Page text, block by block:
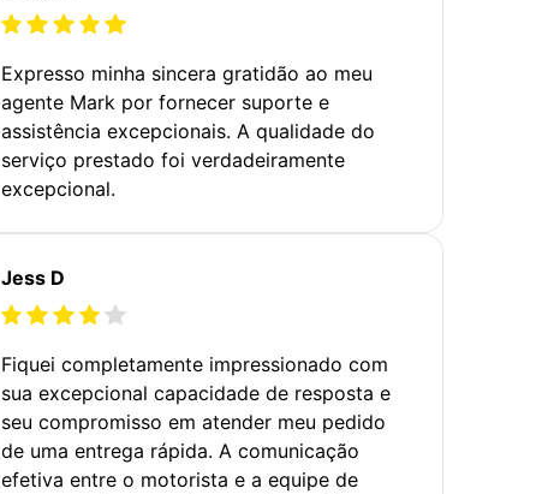
Expresso minha sincera gratidão ao meu
agente Mark por fornecer suporte e
assistência excepcionais. A qualidade do
serviço prestado foi verdadeiramente
excepcional.
Jess D
Fiquei completamente impressionado com
sua excepcional capacidade de resposta e
seu compromisso em atender meu pedido
de uma entrega rápida. A comunicação
efetiva entre o motorista e a equipe de